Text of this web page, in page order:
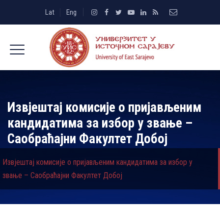
Lat Eng
Извјештај комисије о пријављеним
кандидатима за избор у звање –
Саобраћајни Факултет Добој
Извјештај комисије о пријављеним кандидатима за избор у
звање – Саобраћајни Факултет Добој